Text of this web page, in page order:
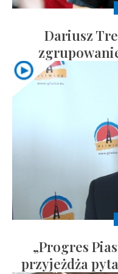
Dariusz
„Progres
przyjeżdża